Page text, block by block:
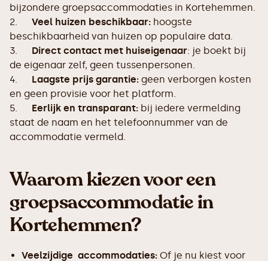
bijzondere groepsaccommodaties in Kortehemmen.
2. Veel huizen beschikbaar: hoogste
beschikbaarheid van huizen op populaire data.
3. Direct contact met huiseigenaar: je boekt bij
de eigenaar zelf, geen tussenpersonen.
4. Laagste prijs garantie: geen verborgen kosten
en geen provisie voor het platform.
5. Eerlijk en transparant: bij iedere vermelding
staat de naam en het telefoonnummer van de
accommodatie vermeld.
Waarom kiezen voor een
groepsaccommodatie in
Kortehemmen?
Veelzijdige accommodaties: Of je nu kiest voor